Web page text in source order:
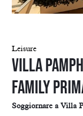
Leisure
Villa
family
Soggiornare a Villa